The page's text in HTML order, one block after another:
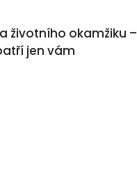
životního okamžiku
jen vám